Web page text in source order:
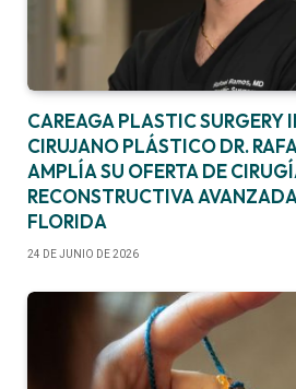
CAREAGA PLASTIC SURGERY
CIRUJANO PLÁSTICO DR.
AMPLÍA SU OFERTA DE
RECONSTRUCTIVA
FLORIDA
24 DE JUNIO DE 2026